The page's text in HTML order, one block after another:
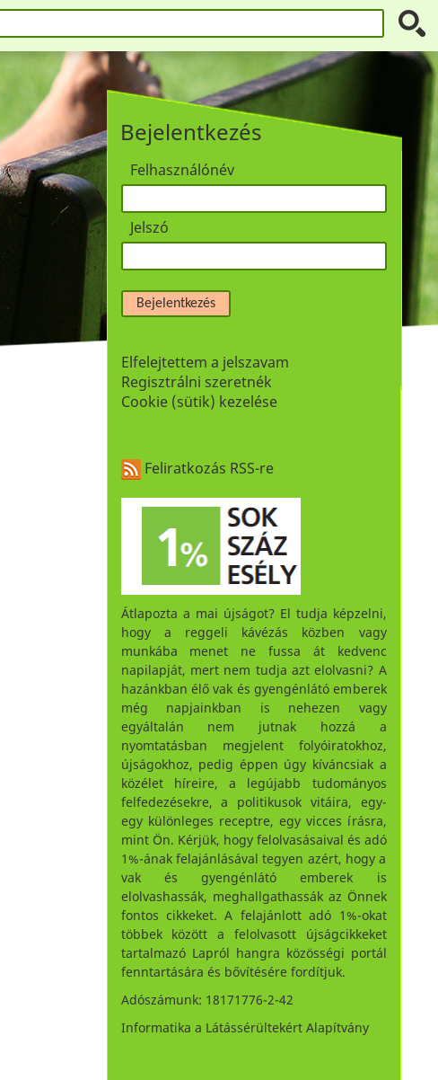
Bejelentkezés
Felhasználónév
Jelszó
Bejelentkezés
Elfelejtettem a jelszavam
Regisztrálni szeretnék
Cookie (sütik) kezelése
Feliratkozás RSS-re
Átlapozta a mai újságot? El tudja képzelni,
hogy a reggeli kávézás közben vagy
munkába menet ne fussa át kedvenc
napilapját, mert nem tudja azt elolvasni? A
hazánkban élő vak és gyengénlátó emberek
még napjainkban is nehezen vagy
egyáltalán nem jutnak hozzá a
nyomtatásban megjelent folyóiratokhoz,
újságokhoz, pedig éppen úgy kíváncsiak a
közélet híreire, a legújabb tudományos
felfedezésekre, a politikusok vitáira, egy-
egy különleges receptre, egy vicces írásra,
mint Ön. Kérjük, hogy felolvasásaival és adó
1%-ának felajánlásával tegyen azért, hogy a
vak és gyengénlátó emberek is
elolvashassák, meghallgathassák az Önnek
fontos cikkeket. A felajánlott adó 1%-okat
többek között a felolvasott újságcikkeket
tartalmazó Lapról hangra közösségi portál
fenntartására és bővítésére fordítjuk.
Adószámunk: 18171776-2-42
Informatika a Látássérültekért Alapítvány